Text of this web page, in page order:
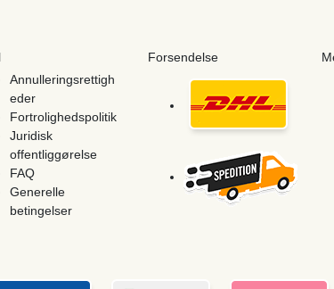
Annulleringsrettigh
eder
Fortrolighedspolitik
Juridisk
offentliggørelse
FAQ
Generelle
betingelser
Forsendelse